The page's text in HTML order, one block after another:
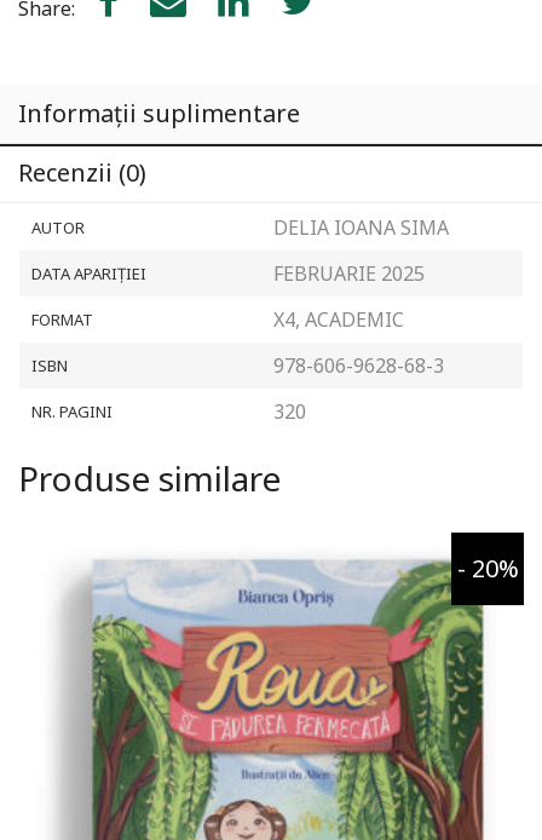
fișe
Share:
Informații suplimentare
Recenzii (0)
AUTOR DELIA IOANA SIMA
DATA APARIȚIEI FEBRUARIE 2025
FORMAT X4, ACADEMIC
ISBN 978-606-9628-68-3
NR. PAGINI 320
Produse similare
- 20%